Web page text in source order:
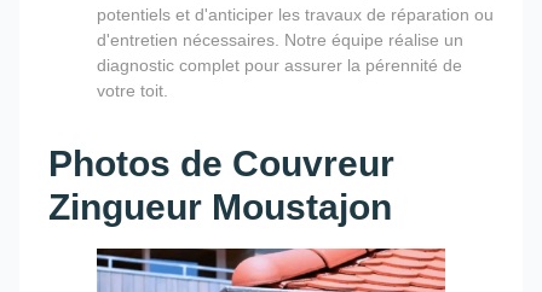
potentiels et d'anticiper les travaux de réparation ou
d'entretien nécessaires. Notre équipe réalise un
diagnostic complet pour assurer la pérennité de
votre toit.
Photos de Couvreur
Zingueur Moustajon